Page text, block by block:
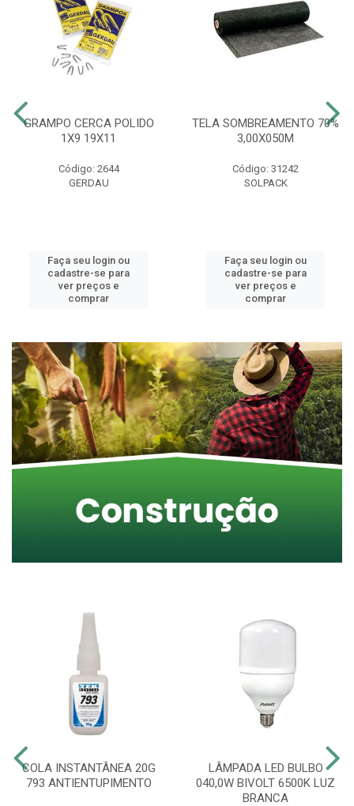
GRAMPO CERCA POLIDO
1X9 19X11
Código: 2644
GERDAU
Faça seu login ou
cadastre-se para
ver preços e
comprar
TELA SOMBREAMENTO 70%
3,00X050M
Código: 31242
SOLPACK
Faça seu login ou
cadastre-se para
ver preços e
comprar
COLA INSTANTÂNEA 20G
793 ANTIENTUPIMENTO
LÂMPADA LED BULBO
040,0W BIVOLT 6500K LUZ
BRANCA